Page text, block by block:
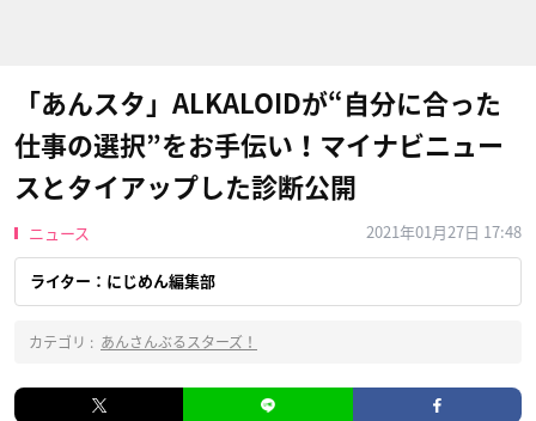
「あんスタ」ALKALOIDが“自分に合った
仕事の選択”をお手伝い！マイナビニュー
スとタイアップした診断公開
ニュース 2021年01月27日 17:48
ライター：にじめん編集部
カテゴリ : あんさんぶるスターズ！